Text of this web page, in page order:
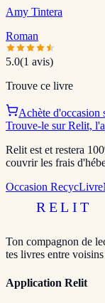
Amy Tintera
Roman
5.0(1 avis)
Trouve ce livre
Achète d'occasion
Trouve-le sur Relit,
Relit est et restera
couvrir les frais
Occasion RecycLivre
RELIT
Ton compagnon de
tes livres entre
Application Relit